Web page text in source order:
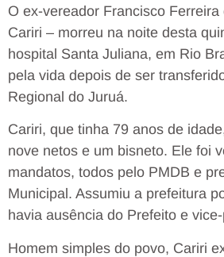
O ex-vereador Francisco
Cariri – morreu na noite desta
hospital Santa Juliana, em Rio
pela vida depois de ser
Regional do Juruá.
Cariri, que tinha 79 anos de
nove netos e um bisneto. Ele foi
mandatos, todos pelo PMDB e
Municipal. Assumiu a prefeitura
havia ausência do Prefeito e
Homem simples do povo, Cariri